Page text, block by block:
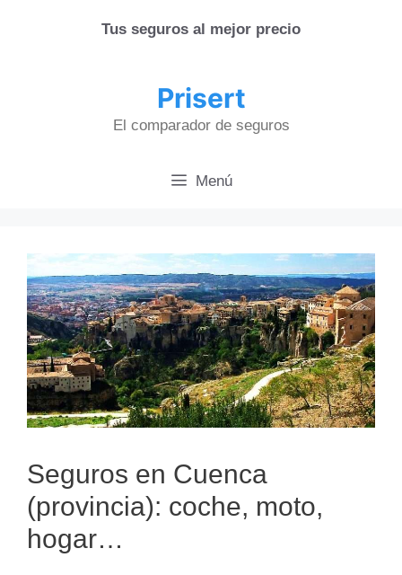
Tus seguros al mejor precio
Prisert
El comparador de seguros
Menú
Seguros en Cuenca
(provincia): coche, moto,
hogar…